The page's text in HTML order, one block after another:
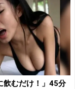
飲むだけ！」45分